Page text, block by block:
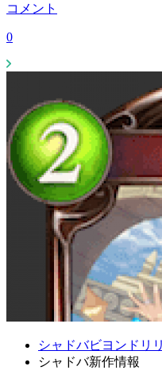
コメント
0
シャドバビヨンドリ
シャドバ新作情報